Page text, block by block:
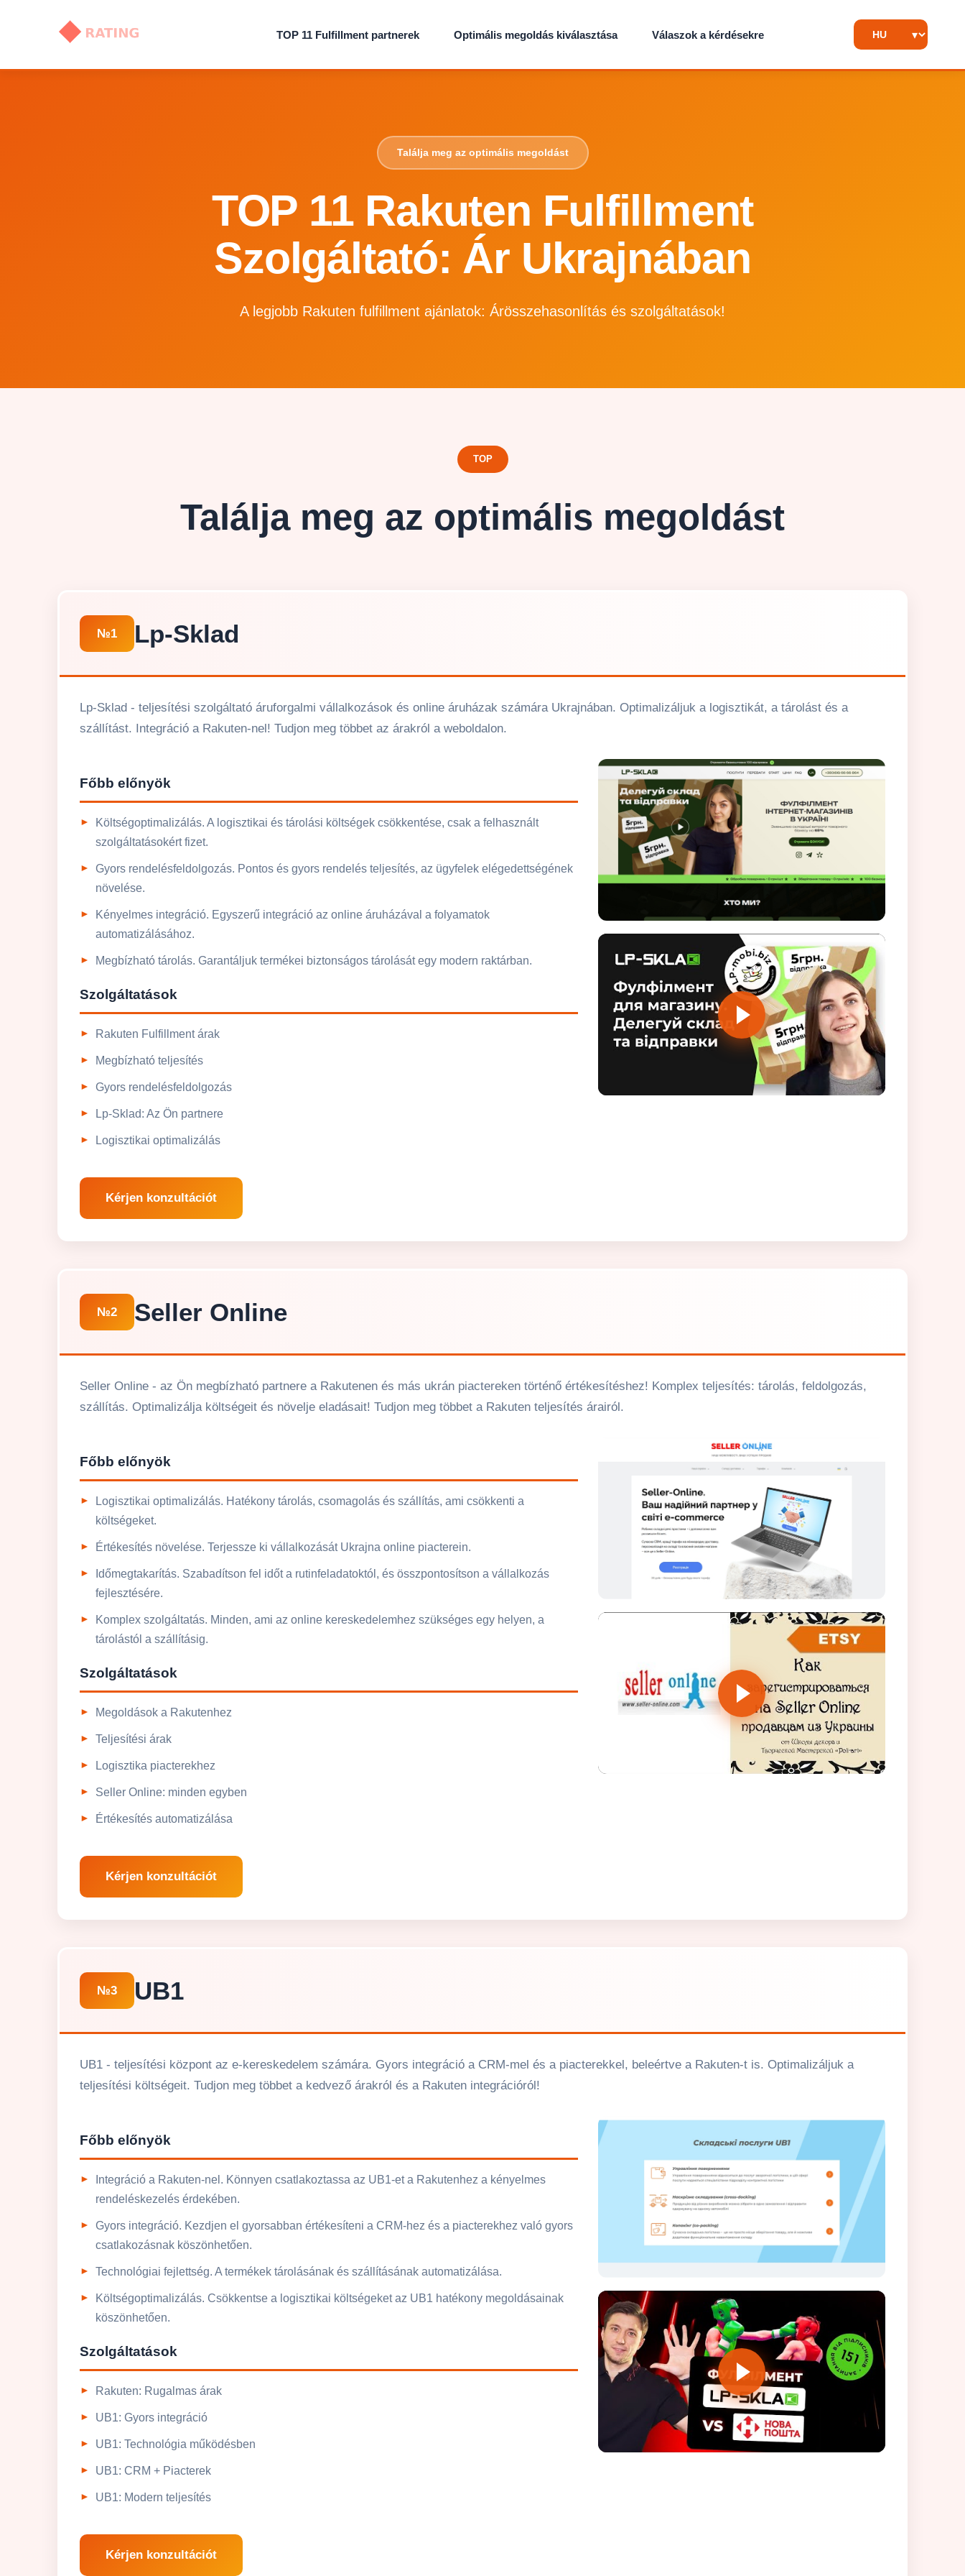
TOP 11 Fulfillment partnerek Optimális megoldás kiválasztása Válaszok a kérdésekre
Találja meg az optimális megoldást
TOP 11 Rakuten Fulfillment
Szolgáltató: Ár Ukrajnában
A legjobb Rakuten fulfillment ajánlatok: Árösszehasonlítás és szolgáltatások!
TOP
Találja meg az optimális megoldást
№1 Lp-Sklad
Lp-Sklad - teljesítési szolgáltató áruforgalmi vállalkozások és online áruházak számára Ukrajnában. Optimalizáljuk a logisztikát, a tárolást és a
szállítást. Integráció a Rakuten-nel! Tudjon meg többet az árakról a weboldalon.
Főbb előnyök
Költségoptimalizálás. A logisztikai és tárolási költségek csökkentése, csak a felhasznált
szolgáltatásokért fizet.
Gyors rendelésfeldolgozás. Pontos és gyors rendelés teljesítés, az ügyfelek elégedettségének
növelése.
Kényelmes integráció. Egyszerű integráció az online áruházával a folyamatok
automatizálásához.
Megbízható tárolás. Garantáljuk termékei biztonságos tárolását egy modern raktárban.
Szolgáltatások
Rakuten Fulfillment árak
Megbízható teljesítés
Gyors rendelésfeldolgozás
Lp-Sklad: Az Ön partnere
Logisztikai optimalizálás
Kérjen konzultációt
№2 Seller Online
Seller Online - az Ön megbízható partnere a Rakutenen és más ukrán piactereken történő értékesítéshez! Komplex teljesítés: tárolás, feldolgozás,
szállítás. Optimalizálja költségeit és növelje eladásait! Tudjon meg többet a Rakuten teljesítés árairól.
Főbb előnyök
Logisztikai optimalizálás. Hatékony tárolás, csomagolás és szállítás, ami csökkenti a
költségeket.
Értékesítés növelése. Terjessze ki vállalkozását Ukrajna online piacterein.
Időmegtakarítás. Szabadítson fel időt a rutinfeladatoktól, és összpontosítson a vállalkozás
fejlesztésére.
Komplex szolgáltatás. Minden, ami az online kereskedelemhez szükséges egy helyen, a
tárolástól a szállításig.
Szolgáltatások
Megoldások a Rakutenhez
Teljesítési árak
Logisztika piacterekhez
Seller Online: minden egyben
Értékesítés automatizálása
Kérjen konzultációt
№3 UB1
UB1 - teljesítési központ az e-kereskedelem számára. Gyors integráció a CRM-mel és a piacterekkel, beleértve a Rakuten-t is. Optimalizáljuk a
teljesítési költségeit. Tudjon meg többet a kedvező árakról és a Rakuten integrációról!
Főbb előnyök
Integráció a Rakuten-nel. Könnyen csatlakoztassa az UB1-et a Rakutenhez a kényelmes
rendeléskezelés érdekében.
Gyors integráció. Kezdjen el gyorsabban értékesíteni a CRM-hez és a piacterekhez való gyors
csatlakozásnak köszönhetően.
Technológiai fejlettség. A termékek tárolásának és szállításának automatizálása.
Költségoptimalizálás. Csökkentse a logisztikai költségeket az UB1 hatékony megoldásainak
köszönhetően.
Szolgáltatások
Rakuten: Rugalmas árak
UB1: Gyors integráció
UB1: Technológia működésben
UB1: CRM + Piacterek
UB1: Modern teljesítés
Kérjen konzultációt